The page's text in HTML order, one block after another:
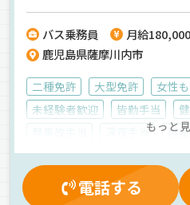
バス乗務員
月給
鹿児島県薩摩川内市
二種免許 大型免許 女性
未経験者歓迎
皆勤手当
深夜手当 再
交通費支給
労災保険 マ
資格取得制度
社員登用制度
制服・作業着貸与
休日出勤
もっと
電話する